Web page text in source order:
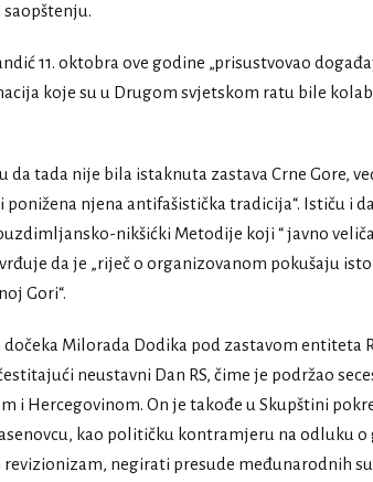
11. oktobra ove godine „prisustvovao
koje su u Drugom svjetskom ratu bile
tada nije bila istaknuta zastava Crne Gore,
njena antifašistička tradicija“. Ističu i
nikšićki Metodije koji “ javno veliča
da je „riječ o organizovanom pokušaju
Gori“.
Milorada Dodika pod zastavom entiteta
neustavni Dan RS, čime je podržao
i Hercegovinom. On je takođe u Skupštini
kao političku kontramjeru na odluku o
negirati presude međunarodnih